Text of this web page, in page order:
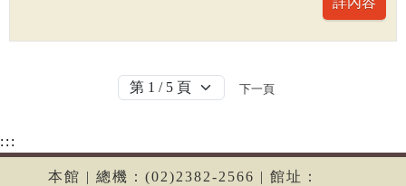
下一頁
:::
本館 | 總機：(02)2382-2566 | 館址：